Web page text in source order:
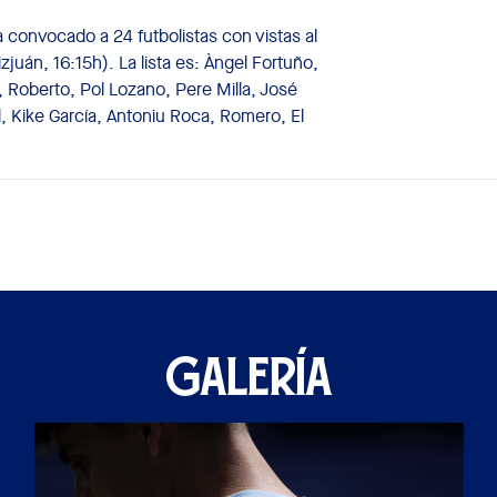
convocado a 24 futbolistas con vistas al
16:15h). La lista es: Àngel Fortuño,
Pol Lozano, Pere Milla, José
García, Antoniu Roca, Romero, El
GALERÍA